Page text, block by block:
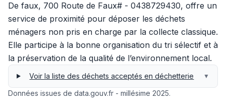
De faux, 700 Route de Faux# - 0438729430, offre un
service de proximité pour déposer les déchets
ménagers non pris en charge par la collecte classique.
Elle participe à la bonne organisation du tri sélectif et à
la préservation de la qualité de l’environnement local.
Voir la liste des déchets acceptés en déchetterie ▼
Données issues de data.gouv.fr - millésime 2025.